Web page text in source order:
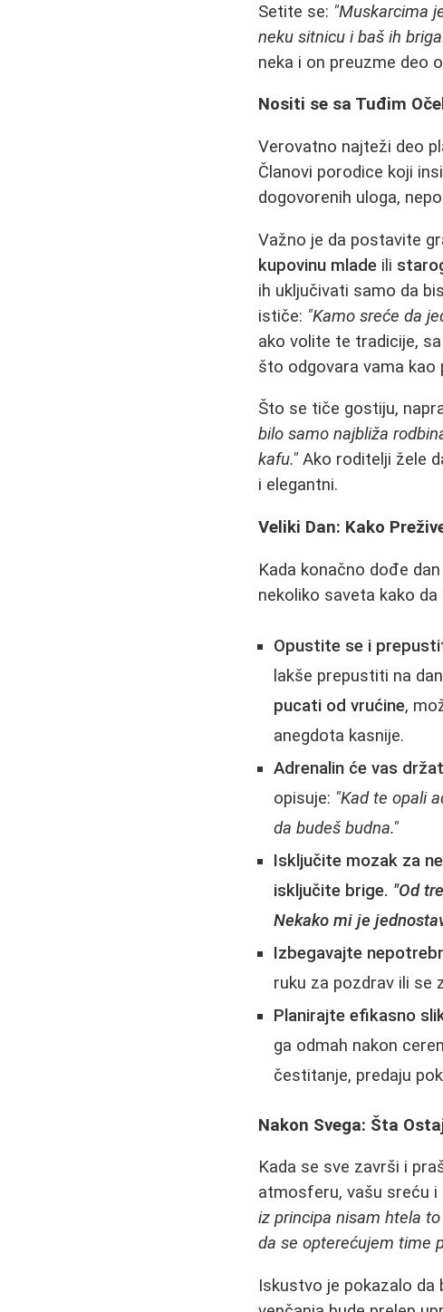
Setite se: "Muskarcima
neku sitnicu i baš ih
neka i on preuzme deo
Nositi se sa Tuđim
Verovatno najteži deo
Članovi porodice koji
dogovorenih uloga,
Važno je da postavite
kupovinu mlade ili
ih uključivati samo da
ističe: "Kamo sreće da
ako volite te tradicije,
što odgovara vama kao
Što se tiče gostiju,
bilo samo najbliža
kafu." Ako roditelji žele
i elegantni.
Veliki Dan: Kako
Kada konačno dođe
nekoliko saveta kako
Opustite se i
lakše prepustiti na
pucati od vrućine,
anegdota kasnije.
Adrenalin će vas
opisuje: "Kad te opali
da budeš budna."
Isključite mozak za
isključite brige. "Od
Nekako mi je
Izbegavajte
ruku za pozdrav ili se
Planirajte efikasno
ga odmah nakon
čestitanje, predaju
Nakon Svega: Šta
Kada se sve završi i
atmosferu, vašu sreću i
iz principa nisam htela
da se opterećujem time
Iskustvo je pokazalo